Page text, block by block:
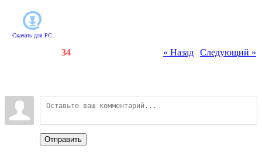
Скачать для PC
« Назад Следующий »
34
Отправить